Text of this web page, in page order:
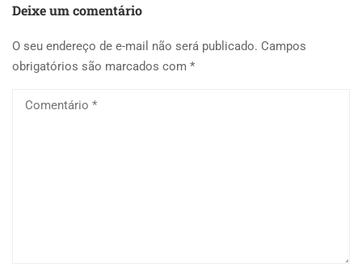
Deixe um comentário
O seu endereço de e-mail não será publicado. Campos
obrigatórios são marcados com *